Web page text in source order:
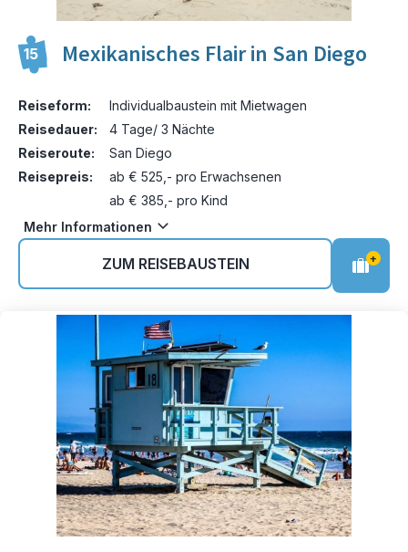
15 Mexikanisches Flair in San Diego
Reiseform:
Individualbaustein mit Mietwagen
Reisedauer:
4 Tage/ 3 Nächte
Reiseroute:
San Diego
Reisepreis:
ab € 525,- pro Erwachsenen
ab € 385,- pro Kind
Mehr Informationen
ZUM REISEBAUSTEIN +